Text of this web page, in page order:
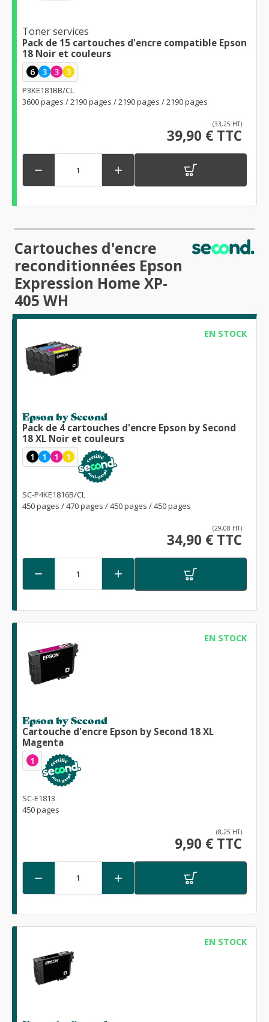
Toner services
Pack de 15 cartouches d'encre compatible Epson
18 Noir et couleurs
6 3 3 3
P3KE181BB/CL
3600 pages / 2190 pages / 2190 pages / 2190 pages
(33,25 HT)
39,90 € TTC
 
Cartouches d'encre
reconditionnées Epson
Expression Home XP-
405 WH
EN STOCK
Epson by Second
Pack de 4 cartouches d'encre Epson by Second
18 XL Noir et couleurs
1 1 1 1
SC-P4KE1816B/CL
450 pages / 470 pages / 450 pages / 450 pages
(29,08 HT)
34,90 € TTC
 
EN STOCK
Epson by Second
Cartouche d'encre Epson by Second 18 XL
Magenta
1
SC-E1813
450 pages
(8,25 HT)
9,90 € TTC
 
EN STOCK